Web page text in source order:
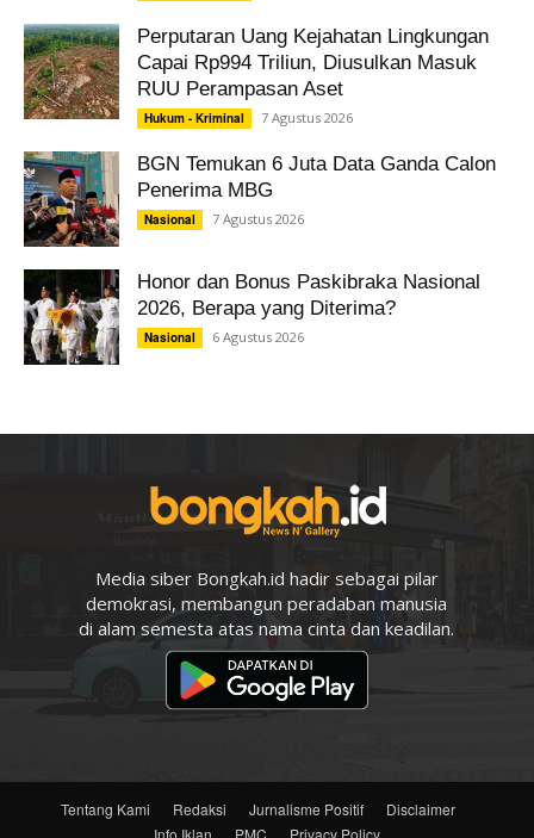
Perputaran Uang Kejahatan Lingkungan
Capai Rp994 Triliun, Diusulkan Masuk
RUU Perampasan Aset
Hukum - Kriminal 7 Agustus 2026
BGN Temukan 6 Juta Data Ganda Calon
Penerima MBG
Nasional 7 Agustus 2026
Honor dan Bonus Paskibraka Nasional
2026, Berapa yang Diterima?
Nasional 6 Agustus 2026
Media siber Bongkah.id hadir sebagai pilar
demokrasi, membangun peradaban manusia
di alam semesta atas nama cinta dan keadilan.
Tentang Kami Redaksi Jurnalisme Positif
Disclaimer